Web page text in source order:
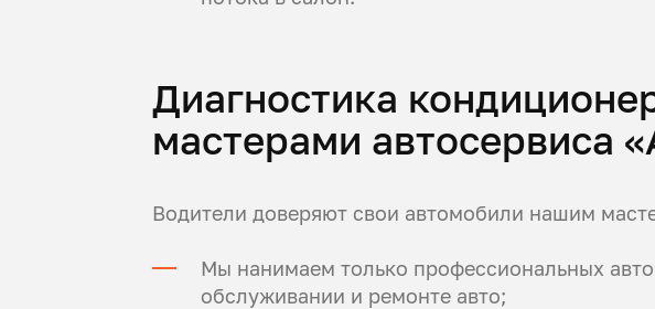
Диагностика
мастерами автосервиса
Водители доверяют свои автомобили нашим
Мы нанимаем только профессиональных
обслуживании и ремонте авто;